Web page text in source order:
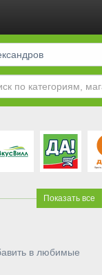
Показать все
в любимые